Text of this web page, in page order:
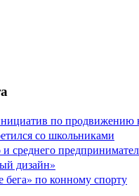
по
со школьниками
среднего
дизайн»
по конному спорту